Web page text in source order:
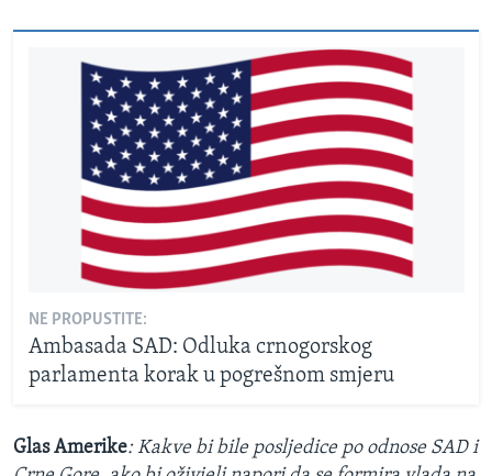
NE PROPUSTITE:
Ambasada SAD: Odluka crnogorskog
parlamenta korak u pogrešnom smjeru
Glas Amerike: Kakve bi bile posljedice po odnose SAD i